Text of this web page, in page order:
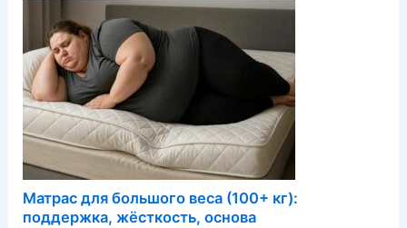
Матрас для большого веса (100+ кг):
поддержка, жёсткость, основа